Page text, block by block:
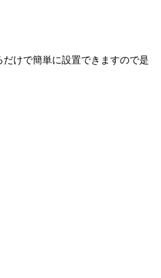
だけで簡単に設置できますので是